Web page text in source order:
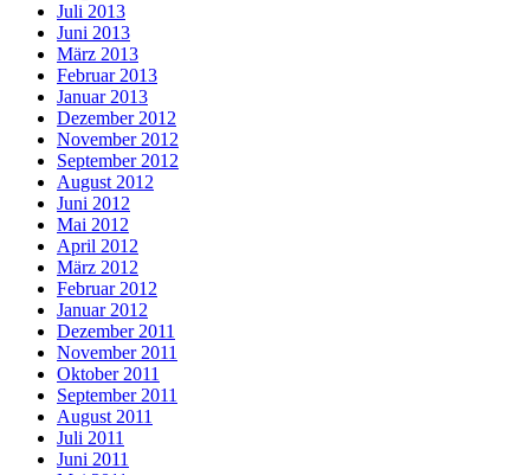
Juli 2013
Juni 2013
März 2013
Februar 2013
Januar 2013
Dezember 2012
November 2012
September 2012
August 2012
Juni 2012
Mai 2012
April 2012
März 2012
Februar 2012
Januar 2012
Dezember 2011
November 2011
Oktober 2011
September 2011
August 2011
Juli 2011
Juni 2011